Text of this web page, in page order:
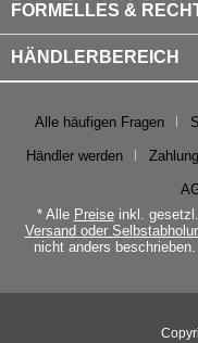
FORMELLES &
HÄNDLERBEREICH
Alle häufigen Fragen
Händler werden
* Alle Preiseinkl.
Versand oder
nicht anders